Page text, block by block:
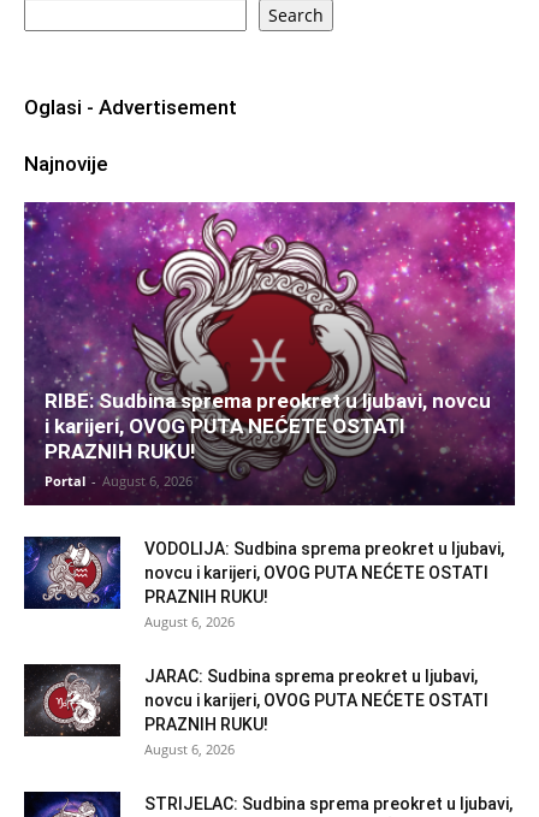
Search
Oglasi - Advertisement
Najnovije
RIBE: Sudbina sprema preokret u ljubavi, novcu
i karijeri, OVOG PUTA NEĆETE OSTATI
PRAZNIH RUKU!
Portal - August 6, 2026
VODOLIJA: Sudbina sprema preokret u ljubavi,
novcu i karijeri, OVOG PUTA NEĆETE OSTATI
PRAZNIH RUKU!
August 6, 2026
JARAC: Sudbina sprema preokret u ljubavi,
novcu i karijeri, OVOG PUTA NEĆETE OSTATI
PRAZNIH RUKU!
August 6, 2026
STRIJELAC: Sudbina sprema preokret u ljubavi,